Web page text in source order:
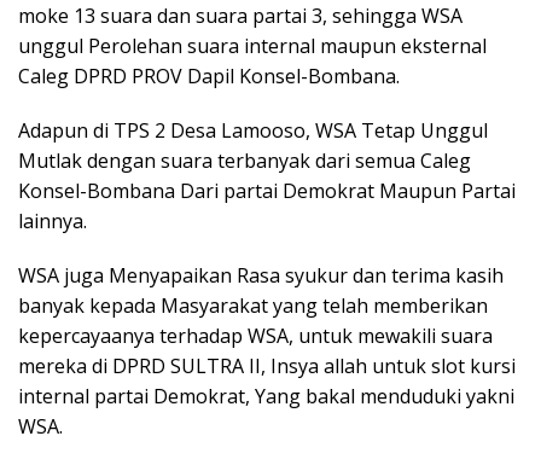
moke 13 suara dan suara partai 3, sehingga WSA
unggul Perolehan suara internal maupun eksternal
Caleg DPRD PROV Dapil Konsel-Bombana.
Adapun di TPS 2 Desa Lamooso, WSA Tetap Unggul
Mutlak dengan suara terbanyak dari semua Caleg
Konsel-Bombana Dari partai Demokrat Maupun Partai
lainnya.
WSA juga Menyapaikan Rasa syukur dan terima kasih
banyak kepada Masyarakat yang telah memberikan
kepercayaanya terhadap WSA, untuk mewakili suara
mereka di DPRD SULTRA II, Insya allah untuk slot kursi
internal partai Demokrat, Yang bakal menduduki yakni
WSA.